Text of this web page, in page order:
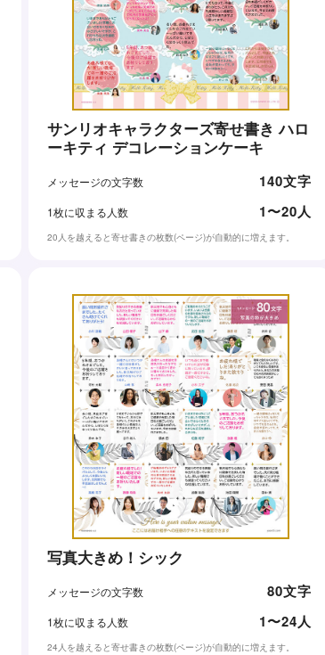
サンリオキャラクターズ寄せ書き ハロ
ーキティ デコレーションケーキ
メッセージの文字数 140文字
1枚に収まる人数 1〜20人
20人を越えると寄せ書きの枚数(ページ)が自動的に増えます。
写真大きめ！シック
メッセージの文字数 80文字
1枚に収まる人数 1〜24人
24人を越えると寄せ書きの枚数(ページ)が自動的に増えます。